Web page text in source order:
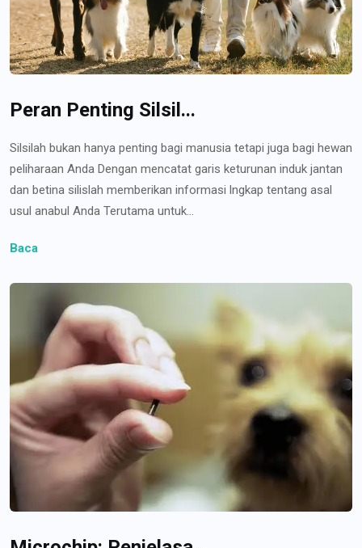
Peran Penting Silsil...
Silsilah bukan hanya penting bagi manusia tetapi juga bagi hewan
peliharaan Anda Dengan mencatat garis keturunan induk jantan
dan betina silislah memberikan informasi lngkap tentang asal
usul anabul Anda Terutama untuk...
Baca